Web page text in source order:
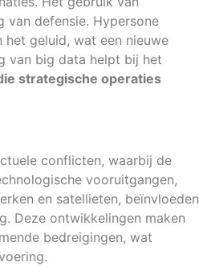
van defensie. Hypersone
geluid, wat een nieuwe
van big data helpt bij het
strategische operaties
conflicten, waarbij de
vooruitgangen,
en satellieten, beïnvloeden
Deze ontwikkelingen maken
bedreigingen, wat